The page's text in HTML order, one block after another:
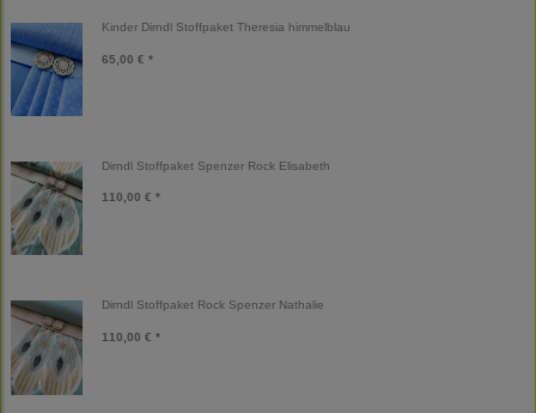
Kinder Dirndl Stoffpaket Theresia himmelblau
65,00 € *
Dirndl Stoffpaket Spenzer Rock Elisabeth
110,00 € *
Dirndl Stoffpaket Rock Spenzer Nathalie
110,00 € *